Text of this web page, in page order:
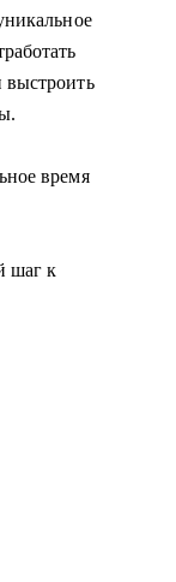
выстроить
время
шаг к